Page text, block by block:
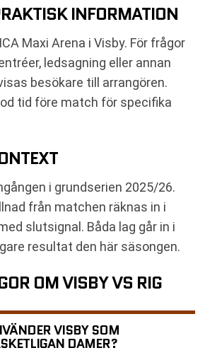
INFORMATION
Maxi Arena i Visby. För frågor
ledsagning eller annan
besökare till arrangören.
tid före match för specifika
i grundserien 2025/26.
från matchen räknas in i
slutsignal. Båda lag går in i
resultat den här säsongen.
OM VISBY VS RIG
VISBY SOM
DAMER?